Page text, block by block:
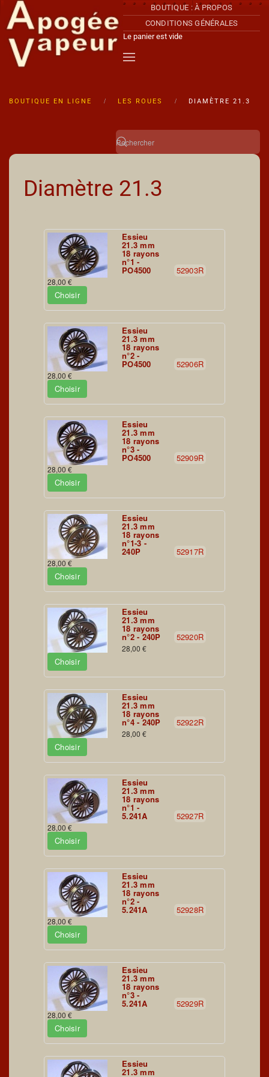
Accéder au contenu principal
BOUTIQUE : À PROPOS
CONDITIONS GÉNÉRALES
Le panier est vide
BOUTIQUE EN LIGNE LES ROUES DIAMÈTRE 21.3
Diamètre 21.3
Essieu
21.3 mm
18 rayons
n°1 -
PO4500 52903R
28,00 €
Choisir
Essieu
21.3 mm
18 rayons
n°2 -
PO4500 52906R
28,00 €
Choisir
Essieu
21.3 mm
18 rayons
n°3 -
PO4500 52909R
28,00 €
Choisir
Essieu
21.3 mm
18 rayons
n°1-3 -
240P 52917R
28,00 €
Choisir
Essieu
21.3 mm
18 rayons
n°2 - 240P 52920R
28,00 €
Choisir
Essieu
21.3 mm
18 rayons
n°4 - 240P 52922R
28,00 €
Choisir
Essieu
21.3 mm
18 rayons
n°1 -
5.241A 52927R
28,00 €
Choisir
Essieu
21.3 mm
18 rayons
n°2 -
5.241A 52928R
28,00 €
Choisir
Essieu
21.3 mm
18 rayons
n°3 -
5.241A 52929R
28,00 €
Choisir
Essieu
21.3 mm